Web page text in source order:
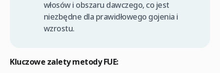
włosów i obszaru dawczego, co jest
niezbędne dla prawidłowego gojenia i
wzrostu.
Kluczowe zalety metody FUE: